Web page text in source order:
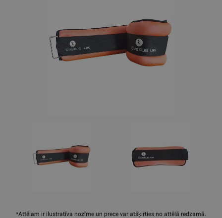
*Attēlam ir ilustratīva nozīme un prece var atšķirties no attēlā redzamā.